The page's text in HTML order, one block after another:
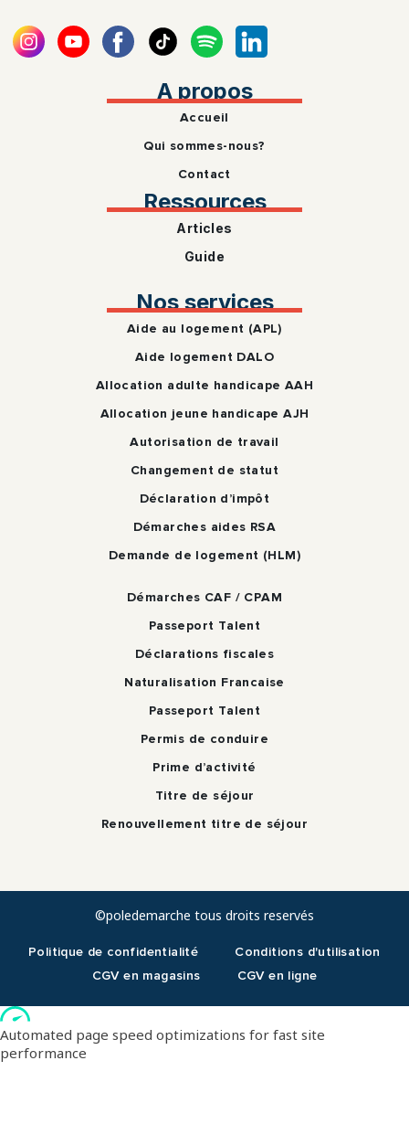
A propos
Accueil
Qui sommes-nous?
Contact
Ressources
Articles
Guide
Nos services
Aide au logement (APL)
Aide logement DALO
Allocation adulte handicape AAH
Allocation jeune handicape AJH
Autorisation de travail
Changement de statut
Déclaration d’impôt
Démarches aides RSA
Demande de logement (HLM)
Démarches CAF / CPAM
Passeport Talent
Déclarations fiscales
Naturalisation Francaise
Passeport Talent
Permis de conduire
Prime d’activité
Titre de séjour
Renouvellement titre de séjour
©poledemarche tous droits reservés
Politique de confidentialité
Conditions d'utilisation
CGV en magasins
CGV en ligne